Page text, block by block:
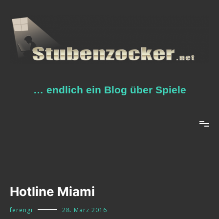
Inhalt
springen
… endlich ein Blog über Spiele
Hotline Miami
ferengi 28. März 2016